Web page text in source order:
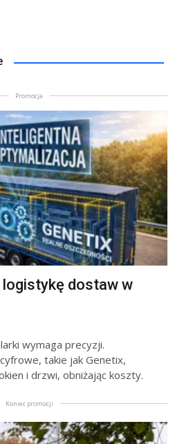
Promocja
dostaw w
wymaga precyzji.
takie jak Genetix,
i drzwi, obniżając koszty.
Koniec promocji